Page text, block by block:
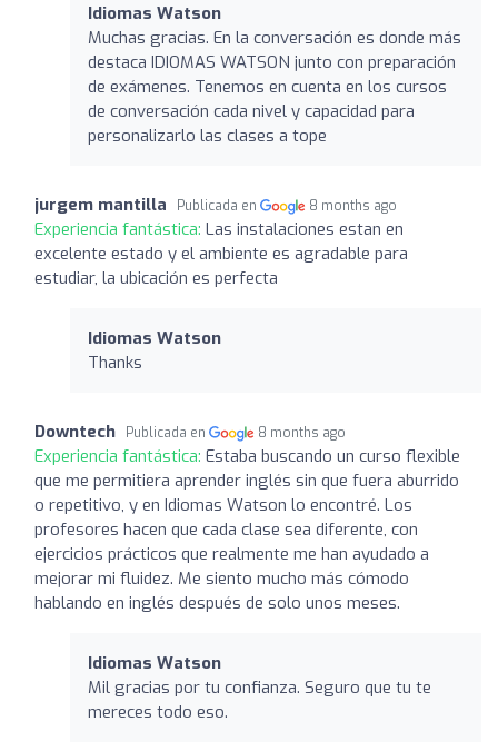
Idiomas Watson
Muchas gracias. En la conversación es donde más
destaca IDIOMAS WATSON junto con preparación
de exámenes. Tenemos en cuenta en los cursos
de conversación cada nivel y capacidad para
personalizarlo las clases a tope
jurgem mantilla Publicada en 8 months ago
Experiencia fantástica: Las instalaciones estan en
excelente estado y el ambiente es agradable para
estudiar, la ubicación es perfecta
Idiomas Watson
Thanks
Downtech Publicada en 8 months ago
Experiencia fantástica: Estaba buscando un curso flexible
que me permitiera aprender inglés sin que fuera aburrido
o repetitivo, y en Idiomas Watson lo encontré. Los
profesores hacen que cada clase sea diferente, con
ejercicios prácticos que realmente me han ayudado a
mejorar mi fluidez. Me siento mucho más cómodo
hablando en inglés después de solo unos meses.
Idiomas Watson
Mil gracias por tu confianza. Seguro que tu te
mereces todo eso.